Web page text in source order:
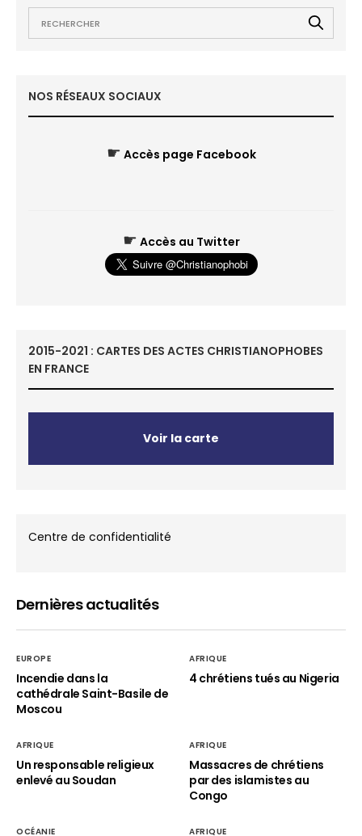
NOS RÉSEAUX SOCIAUX
☛ Accès page Facebook
☛ Accès au Twitter
2015-2021 : CARTES DES ACTES CHRISTIANOPHOBES
EN FRANCE
Voir la carte
Centre de confidentialité
Dernières actualités
EUROPE
Incendie dans la
cathédrale Saint-Basile de
Moscou
AFRIQUE
4 chrétiens tués au Nigeria
AFRIQUE
Un responsable religieux
enlevé au Soudan
AFRIQUE
Massacres de chrétiens
par des islamistes au
Congo
OCÉANIE AFRIQUE